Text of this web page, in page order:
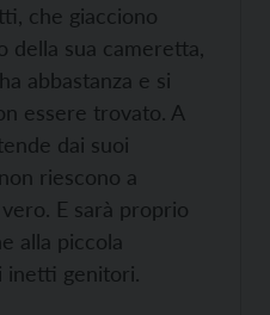
che giacciono
della sua cameretta,
abbastanza e si
essere trovato. A
dai suoi
riescono a
E sarà proprio
alla piccola
inetti genitori.